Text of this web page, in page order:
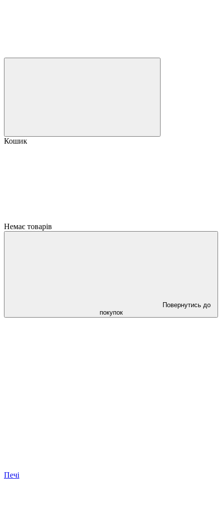
Кошик
Немає товарів
Повернутись до
покупок
Печі